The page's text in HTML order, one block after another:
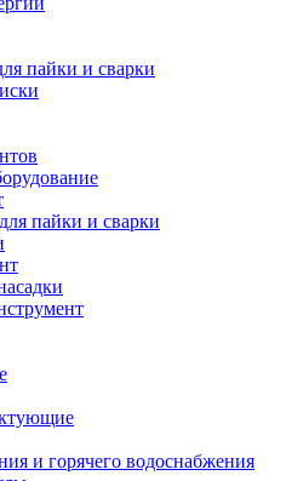
пайки и сварки
пайки и сварки
и горячего водоснабжения